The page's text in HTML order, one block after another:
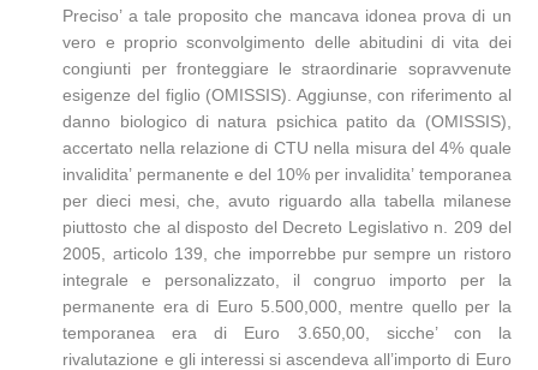
Preciso’ a tale proposito che mancava idonea prova di un
vero e proprio sconvolgimento delle abitudini di vita dei
congiunti per fronteggiare le straordinarie sopravvenute
esigenze del figlio (OMISSIS). Aggiunse, con riferimento al
danno biologico di natura psichica patito da (OMISSIS),
accertato nella relazione di CTU nella misura del 4% quale
invalidita’ permanente e del 10% per invalidita’ temporanea
per dieci mesi, che, avuto riguardo alla tabella milanese
piuttosto che al disposto del Decreto Legislativo n. 209 del
2005, articolo 139, che imporrebbe pur sempre un ristoro
integrale e personalizzato, il congruo importo per la
permanente era di Euro 5.500,000, mentre quello per la
temporanea era di Euro 3.650,00, sicche’ con la
rivalutazione e gli interessi si ascendeva all’importo di Euro